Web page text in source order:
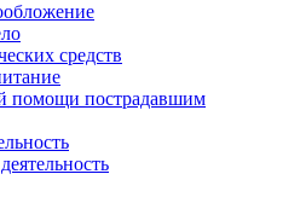
средств
помощи пострадавшим